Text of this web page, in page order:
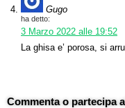
Gugo
ha detto:
3 Marzo 2022 alle 19:52
La ghisa e’ porosa, si
Commenta o partecipa